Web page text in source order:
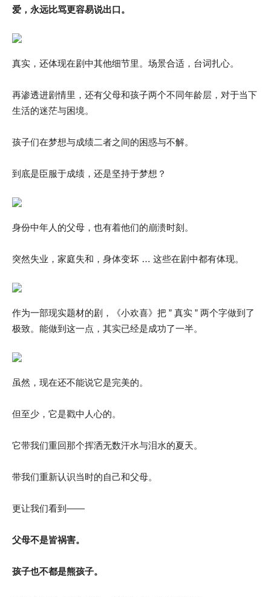
爱，永远比骂更容易说出口。
真实，还体现在剧中其他细节里。场景合适，台词扎心。
再渗透进剧情里，还有父母和孩子两个不同年龄层，对于当下
生活的迷茫与困境。
孩子们在梦想与成绩二者之间的困惑与不解。
到底是臣服于成绩，还是坚持于梦想？
身份中年人的父母，也有着他们的崩溃时刻。
突然失业，家庭失和，身体变坏 … 这些在剧中都有体现。
作为一部现实题材的剧，《小欢喜》把 ” 真实 ” 两个字做到了
极致。能做到这一点，其实已经是成功了一半。
虽然，现在还不能说它是完美的。
但至少，它是戳中人心的。
它带我们重回那个挥洒无数汗水与泪水的夏天。
带我们重新认识当时的自己和父母。
更让我们看到——
父母不是皆祸害。
孩子也不都是熊孩子。